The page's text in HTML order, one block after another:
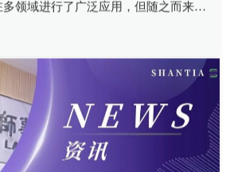
领域进行了广泛应用，但随之而来的
脸识...